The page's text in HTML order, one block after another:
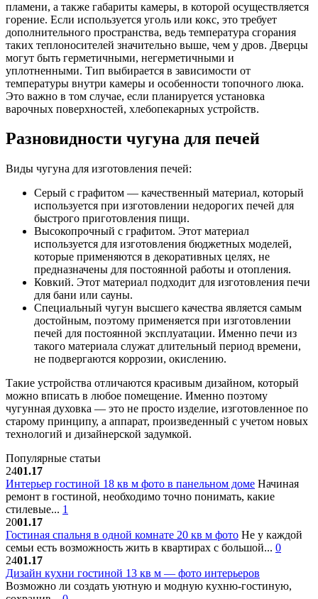
пламени, а также габариты камеры, в которой осуществляется
горение. Если используется уголь или кокс, это требует
дополнительного пространства, ведь температура сгорания
таких теплоносителей значительно выше, чем у дров. Дверцы
могут быть герметичными, негерметичными и
уплотненными. Тип выбирается в зависимости от
температуры внутри камеры и особенности топочного люка.
Это важно в том случае, если планируется установка
варочных поверхностей, хлебопекарных устройств.
Разновидности чугуна для печей
Виды чугуна для изготовления печей:
Серый с графитом — качественный материал, который
используется при изготовлении недорогих печей для
быстрого приготовления пищи.
Высокопрочный с графитом. Этот материал
используется для изготовления бюджетных моделей,
которые применяются в декоративных целях, не
предназначены для постоянной работы и отопления.
Ковкий. Этот материал подходит для изготовления печи
для бани или сауны.
Специальный чугун высшего качества является самым
достойным, поэтому применяется при изготовлении
печей для постоянной эксплуатации. Именно печи из
такого материала служат длительный период времени,
не подвергаются коррозии, окислению.
Такие устройства отличаются красивым дизайном, который
можно вписать в любое помещение. Именно поэтому
чугунная духовка — это не просто изделие, изготовленное по
старому принципу, а аппарат, произведенный с учетом новых
технологий и дизайнерской задумкой.
Популярные статьи
2401.17
Интерьер гостиной 18 кв м фото в панельном доме Начиная
ремонт в гостиной, необходимо точно понимать, какие
стилевые... 1
2001.17
Гостиная спальня в одной комнате 20 кв м фото Не у каждой
семьи есть возможность жить в квартирах с большой... 0
2401.17
Дизайн кухни гостиной 13 кв м — фото интерьеров
Возможно ли создать уютную и модную кухню-гостиную,